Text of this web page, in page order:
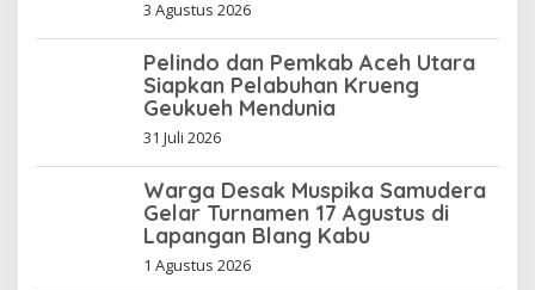
3 Agustus 2026
Pelindo dan Pemkab Aceh Utara
Siapkan Pelabuhan Krueng
Geukueh Mendunia
31 Juli 2026
Warga Desak Muspika Samudera
Gelar Turnamen 17 Agustus di
Lapangan Blang Kabu
1 Agustus 2026